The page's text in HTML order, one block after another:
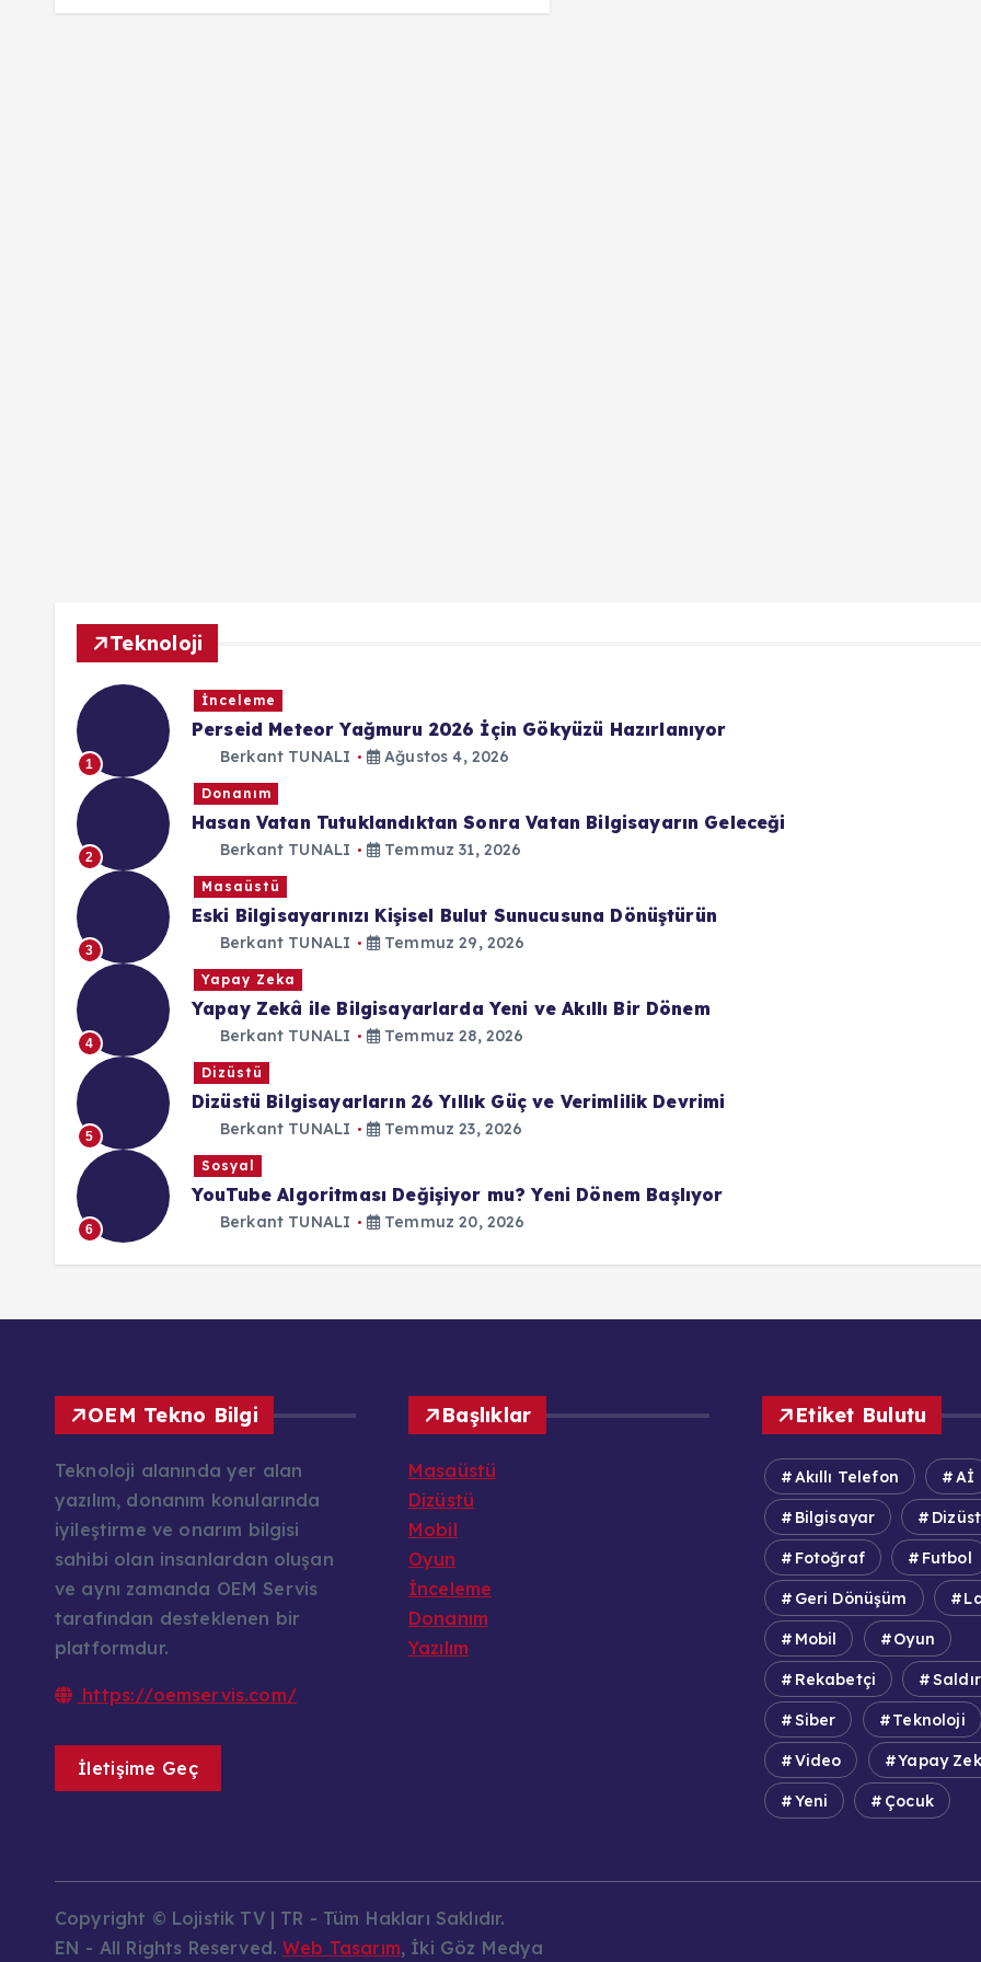
Teknoloji
1
İnceleme
Perseid Meteor Yağmuru 2026 İçin Gökyüzü Hazırlanıyor
Berkant TUNALI Ağustos 4, 2026
2
Donanım
Hasan Vatan Tutuklandıktan Sonra Vatan Bilgisayarın Geleceği
Berkant TUNALI Temmuz 31, 2026
3
Masaüstü
Eski Bilgisayarınızı Kişisel Bulut Sunucusuna Dönüştürün
Berkant TUNALI Temmuz 29, 2026
4
Yapay Zeka
Yapay Zekâ ile Bilgisayarlarda Yeni ve Akıllı Bir Dönem
Berkant TUNALI Temmuz 28, 2026
5
Dizüstü
Dizüstü Bilgisayarların 26 Yıllık Güç ve Verimlilik Devrimi
Berkant TUNALI Temmuz 23, 2026
6
Sosyal
YouTube Algoritması Değişiyor mu? Yeni Dönem Başlıyor
Berkant TUNALI Temmuz 20, 2026
OEM Tekno Bilgi
Teknoloji alanında yer alan
yazılım, donanım konularında
iyileştirme ve onarım bilgisi
sahibi olan insanlardan oluşan
ve aynı zamanda OEM Servis
tarafından desteklenen bir
platformdur.
https://oemservis.com/
İletişime Geç
Başlıklar
Masaüstü
Dizüstü
Mobil
Oyun
İnceleme
Donanım
Yazılım
Etiket Bulutu
Akıllı Telefon Aİ
Bilgisayar
Fotoğraf Futbol
Geri Dönüşüm
Mobil Oyun
Rekabetçi
Siber Teknoloji
Video Yapay
Yeni Çocuk
Copyright © Lojistik TV | TR - Tüm Hakları Saklıdır.
EN - All Rights Reserved.Web Tasarım, İki Göz Medya